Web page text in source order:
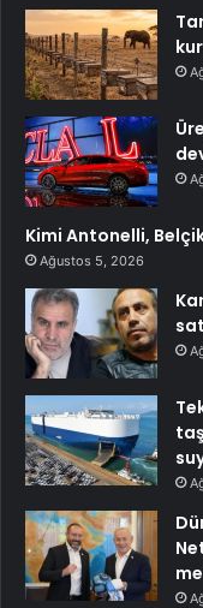
Kimi Antonelli,
Ağustos 5, 2026